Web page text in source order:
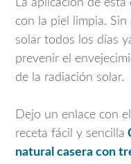
La aplicación de
con la piel limpia.
solar todos los días
prevenir el
de la radiación solar.
Dejo un enlace con
receta fácil y sencilla
natural casera con